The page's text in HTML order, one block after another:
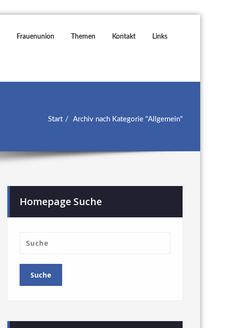
Frauenunion Themen Kontakt Links
Start Archiv nach Kategorie "Allgemein"
Homepage Suche